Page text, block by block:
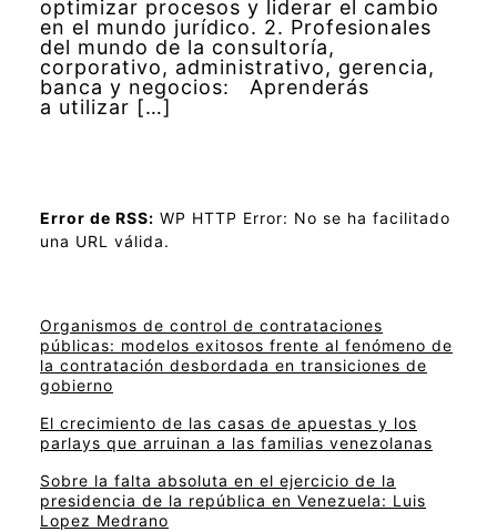
optimizar procesos y liderar el cambio
en el mundo jurídico. 2. Profesionales
del mundo de la consultoría,
corporativo, administrativo, gerencia,
banca y negocios: Aprenderás
a utilizar […]
Error de RSS: WP HTTP Error: No se ha facilitado
una URL válida.
Organismos de control de contrataciones
públicas: modelos exitosos frente al fenómeno de
la contratación desbordada en transiciones de
gobierno
El crecimiento de las casas de apuestas y los
parlays que arruinan a las familias venezolanas
Sobre la falta absoluta en el ejercicio de la
presidencia de la república en Venezuela: Luis
Lopez Medrano